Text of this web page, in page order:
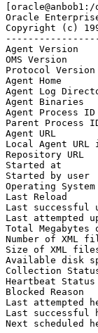
[oracle@anbob1:/
Oracle
Copyright (c)
Agent Version
OMS Version
Protocol
Agent Home
Agent Log
Agent Binaries
Agent Process ID
Parent Process
Agent URL
Local Agent
Repository URL
Started at
Started by user
Operating System
Last Reload
Last successful
Last attempted
Total Megabytes
Number of XML
Size of XML
Available disk
Collection Status
Heartbeat Status
Blocked Reason
Last attempted
Last successful
Next scheduled